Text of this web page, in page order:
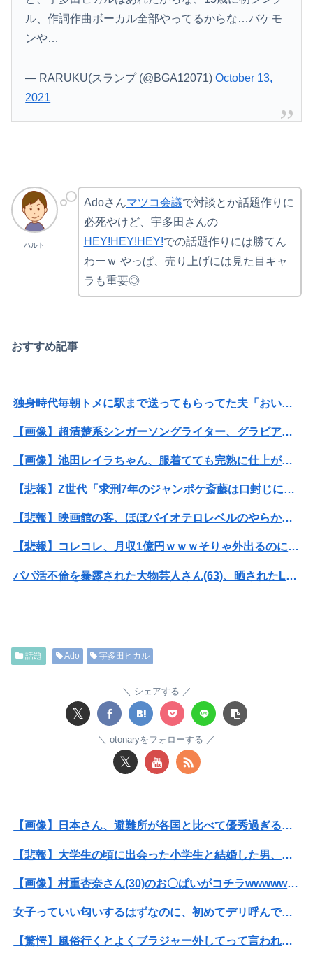
ル、作詞作曲ボーカル全部やってるからな…バケモ
ンや…
— RARUKU(スランプ (@BGA12071)October 13,
2021
ハルト
Adoさんマツコ会議で対談とか話題作りに
必死やけど、宇多田さんの
HEY!HEY!HEY!での話題作りには勝てん
わーｗ やっぱ、売り上げには見た目キャ
ラも重要◎
おすすめ記事
独身時代毎朝トメに駅まで送ってもらってた夫「おい駅まで送れよ」私「だって子供寝てるのよ」夫「起こせばいいだろ！」私「歩いて行ける距離でしょう！」夫「俺は仕事なんだぞ！」
【画像】超清楚系シンガーソングライター、グラビアが可愛すぎるwwww“虫博士”片田陽依、「ヤンジャン」で圧倒的な透明感ビジュアルを披露！！
【画像】池田レイラちゃん、服着てても完熟に仕上がるｗｗｗｗｗｗｗｗｗｗｗｗｗｗ
【悲報】Z世代「求刑7年のジャンポケ斎藤は口封じに被害者殺した方が量刑軽かっただろ」←1万いいね
【悲報】映画館の客、ほぼバイオテロレベルのやらかしで観客が避難する事態にｗｗｗｗ
【悲報】コレコレ、月収1億円ｗｗｗそりゃ外出るのにボディガードつけるわ…
パパ活不倫を暴露された大物芸人さん(63)、晒されたLINEが面白すぎるｗｗｗｗｗｗｗｗｗ(画像ｱﾘ)
俺を嫌う義娘は、母が危篤になっても「会いに行かない」と言った
佐久間宣行『（井上和に対して）あの子売れますよ』
【動画】熊本県知事「ご遺族、被災者、自治体職員からメディアの報道に対し、極めて強い不満や苦情が出ている」記者「具体的には？」→
【画像】日本さん、避難所が各国と比べて優秀過ぎると話題に
話題 Ado 宇多田ヒカル
シェアする
𝕏
otonaryをフォローする
𝕏
【画像】日本さん、避難所が各国と比べて優秀過ぎると話題に
【悲報】大学生の頃に出会った小学生と結婚した男、めちゃくちゃ炎上してしまうwwwwwwwww
【画像】村重杏奈さん(30)のお〇ぱいがコチラwwwwwwwwwwww
女子っていい匂いするはずなのに、初めてデリ呼んで嬢を嗅いだらwww
【驚愕】風俗行くとよくブラジャー外してって言われるんだけどｗｗｗｗｗｗｗｗｗｗwwww